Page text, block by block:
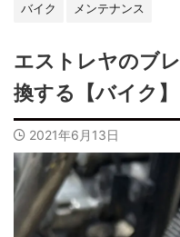
バイク メンテナンス
エストレヤのブ
換する【バイク】
2021年6月13日